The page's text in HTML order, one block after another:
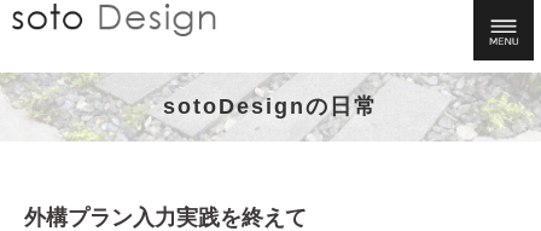
sotoDesignの日常
外構プラン入力実践を終えて